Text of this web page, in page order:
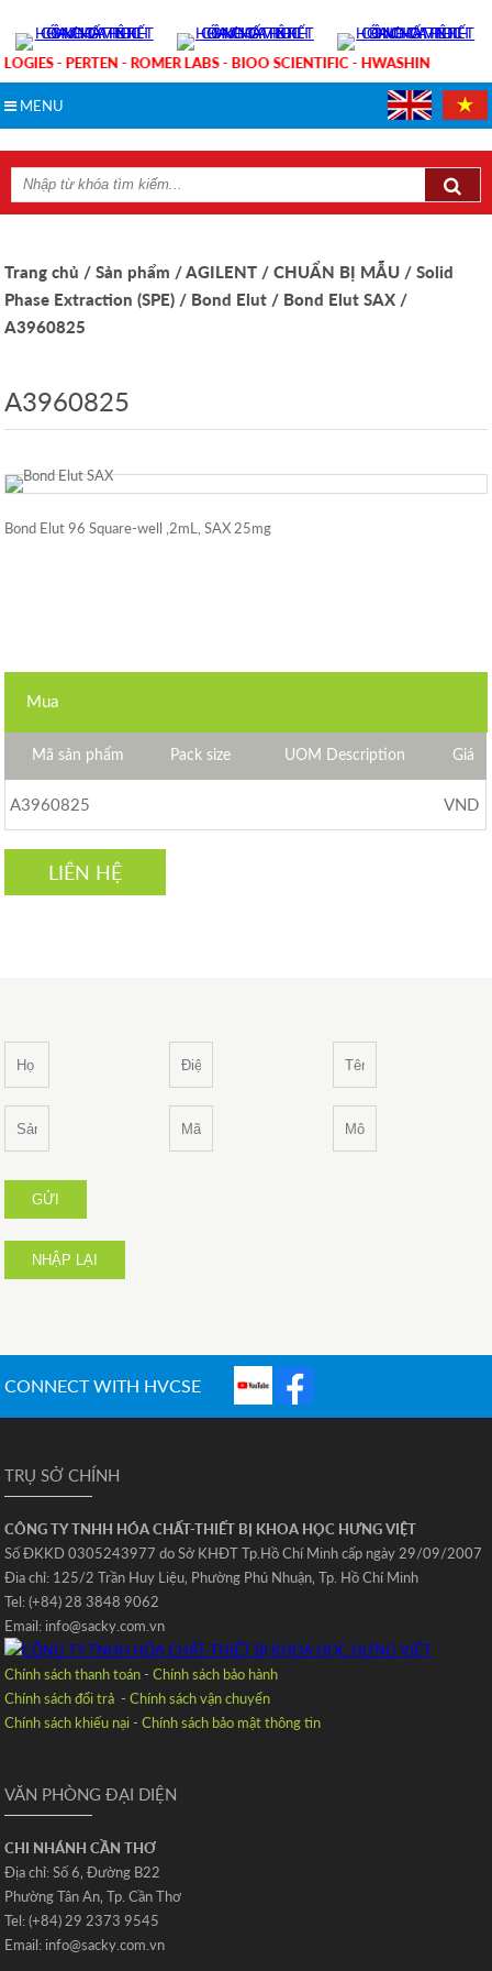
- PERTEN - ROMER LABS - BIOO SCIENTIFIC - HWASHIN
MENU
Trang chủ / Sản phẩm / AGILENT / CHUẨN BỊ MẪU / Solid
Phase Extraction (SPE) / Bond Elut / Bond Elut SAX /
A3960825
A3960825
Bond Elut 96 Square-well ,2mL, SAX 25mg
Mua
Mã sản phẩm Pack size UOM Description Giá
A3960825 VND
LIÊN HỆ
GỬI
NHẬP LẠI
CONNECT WITH HVCSE
TRỤ SỞ CHÍNH
CÔNG TY TNHH HÓA CHẤT-THIẾT BỊ KHOA HỌC HƯNG VIỆT
Số ĐKKD 0305243977 do Sở KHĐT Tp.Hồ Chí Minh cấp ngày 29/09/2007
Đia chỉ: 125/2 Trần Huy Liệu‚ Phường Phú Nhuận‚ Tp. Hồ Chí Minh
Tel: (+84) 28 3848 9062
Email: info@sacky.com.vn
Chính sách thanh toán-Chính sách bảo hành
Chính sách đổi trả -Chính sách vận chuyển
Chính sách khiếu nại-Chính sách bảo mật thông tin
VĂN PHÒNG ĐẠI DIỆN
CHI NHÁNH CẦN THƠ
Địa chỉ: Số 6‚ Đường B22
Phường Tân An‚ Tp. Cần Thơ
Tel: (+84) 29 2373 9545
Email: info@sacky.com.vn